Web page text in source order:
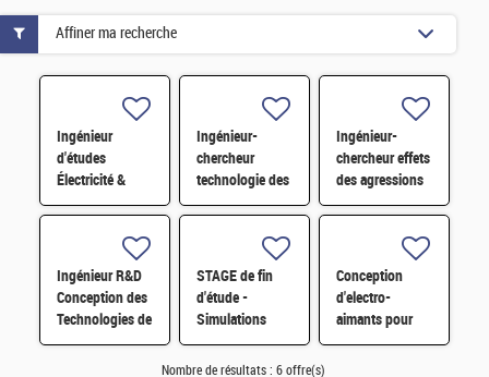
Ingénieur
d'études
Électricité &
Contrôle-
Ingénieur-
chercheur
technologie des
sources
électromagnétiques
Ingénieur-
chercheur effets
des agressions
électromagnétiques
Ingénieur R&D
Conception des
Technologies de
Vitrification H/F
STAGE de fin
d'étude -
Simulations
numériques
pour la
Conception
d'electro-
aimants pour
expériences
Affiner ma recherche
Nombre de résultats : 6 offre(s)